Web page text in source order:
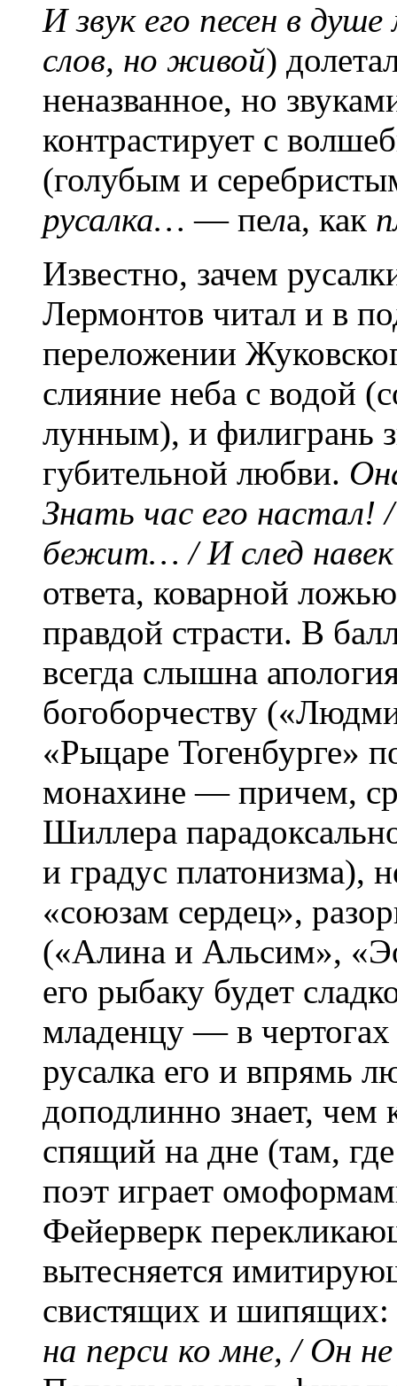
И звук его песен в
слов, но живой)
неназванное, но
контрастирует с
(голубым и
русалка… — пела, как
Известно, зачем
Лермонтов читал и в
переложении
слияние неба с водой
лунным), и филигрань
губительной любви.
Знать час его настал!
бежит… / И след
ответа, коварной
правдой страсти. В
всегда слышна
богоборчеству
«Рыцаре Тогенбурге»
монахине — причем,
Шиллера
и градус платонизма),
«союзам сердец»,
(«Алина и Альсим»,
его рыбаку будет
младенцу — в
русалка его и впрямь
доподлинно знает, чем
спящий на дне (там,
поэт играет
Фейерверк
вытесняется
свистящих и шипящих:
на перси ко мне, / Он